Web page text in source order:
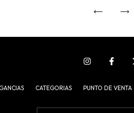
CATEGORIAS PUNTO DE VENTA